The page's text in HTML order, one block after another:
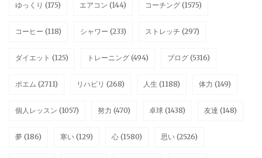
ゆっくり (175) エアコン (144) コーチング (1575)
コーヒー (118) シャワー (233) ストレッチ (297)
ダイエット (125) トレーニング (494) ブログ (5316)
ポエム (2711) リハビリ (268) 人生 (1188) 体力 (149)
個人レッスン (1057) 努力 (470) 卓球 (1438) 友達 (148)
夢 (186) 寒い (129) 心 (1580) 思い (2526)